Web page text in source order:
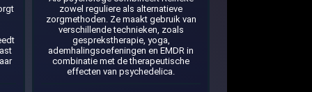
zowel reguliere als alternatieve
zorgmethoden. Ze maakt gebruik van
verschillende technieken, zoals
gesprekstherapie, yoga,
ademhalingsoefeningen en EMDR in
combinatie met de therapeutische
effecten van psychedelica.